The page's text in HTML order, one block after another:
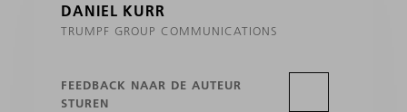
DANIEL KURR
TRUMPF GROUP COMMUNICATIONS
FEEDBACK NAAR DE AUTEUR
STUREN